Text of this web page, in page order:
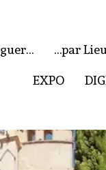
…par
EXPO